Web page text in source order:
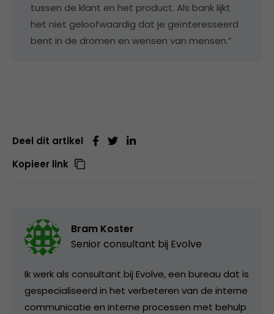
tussen de klant en het product. Als bank lijkt
het niet geloofwaardig dat je geïnteresseerd
bent in de dromen en wensen van mensen.”
Deel dit artikel
Kopieer link
Bram Koster
Senior consultant bij Evolve
Ik werk als consultant bij Evolve, een bureau dat is
gespecialiseerd in het verbeteren van de interne
communicatie en interne processen met behulp